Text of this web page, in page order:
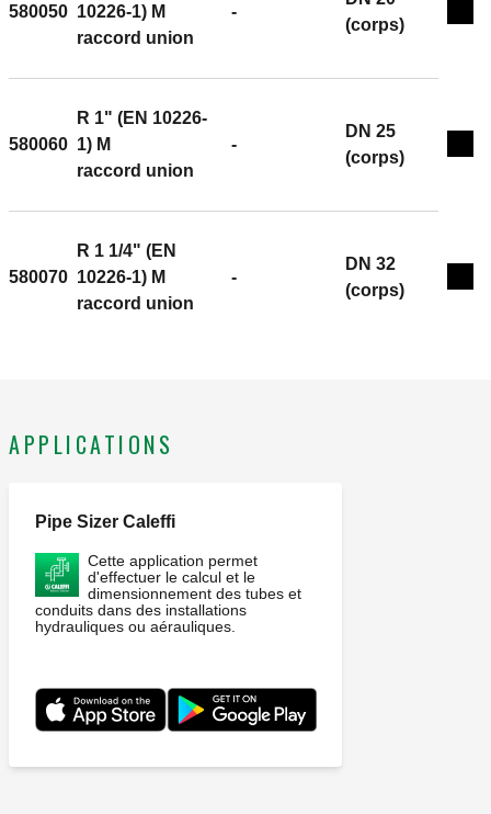
580050 10226-1) M
raccord union
-
(corps)
580060
R 1" (EN 10226-
1) M
raccord union
-
DN 25
(corps)
580070
R 1 1/4" (EN
10226-1) M
raccord union
-
DN 32
(corps)
APPLICATIONS
Pipe Sizer Caleffi
Cette application permet
d'effectuer le calcul et le
dimensionnement des tubes et
conduits dans des installations
hydrauliques ou aérauliques.